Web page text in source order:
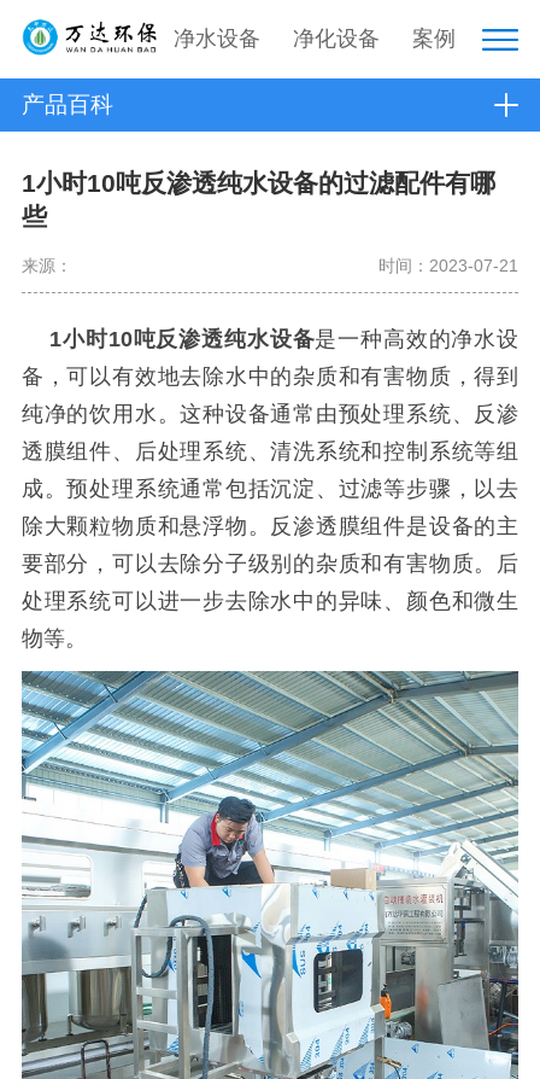
净水设备 净化设备 案例
产品百科
1小时10吨反渗透纯水设备的过滤配件有哪
些
来源： 时间：2023-07-21
1小时10吨反渗透纯水设备是一种高效的净水设
备，可以有效地去除水中的杂质和有害物质，得到
纯净的饮用水。这种设备通常由预处理系统、反渗
透膜组件、后处理系统、清洗系统和控制系统等组
成。预处理系统通常包括沉淀、过滤等步骤，以去
除大颗粒物质和悬浮物。反渗透膜组件是设备的主
要部分，可以去除分子级别的杂质和有害物质。后
处理系统可以进一步去除水中的异味、颜色和微生
物等。